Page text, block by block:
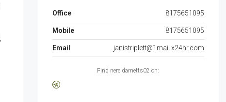
Office 8175651095
Mobile 8175651095
Email janistriplett@1mail.x24hr.com
Find nereidametts02 on: